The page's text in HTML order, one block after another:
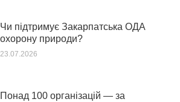
Чи підтримує Закарпатська ОДА
охорону природи?
23.07.2026
Понад 100 організацій — за